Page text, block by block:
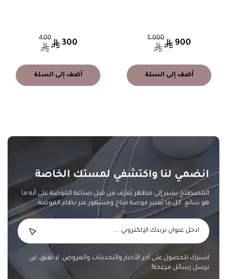
900
1.000
أضف إلى السلة
300
400
أضف إلى السلة
انضمي لنا واكتشفي لمستك الخاصة
المصطلح يشير إلى مظهر يُعرّف من قبل صناعة الموضة على أنه ما
هو شائع. كل ما يُعتبر موضة متاح ومشهور عبر نظام الموضة.
اشترك للحصول على آخر الأخبار والتحديثات والعروض. لا تقلق، لن
نرسل رسائل مزعجة!